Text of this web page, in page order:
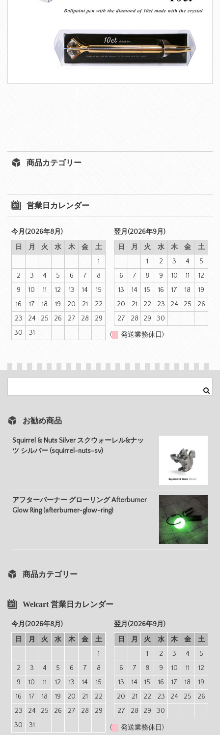
商品カテゴリー
営業日カレンダー
今月(2026年8月)
日
月 火 水 木 金
土
1
2
3 4 5 6 7
8
9
10 11 12 13 14
15
16
17 18 19 20 21
22
23
24 25 26 27 28
29
30
31
翌月(2026年9月)
日
月 火 水 木 金
土
1
2 3 4
5
6
7 8 9 10 11
12
13
14 15 16 17 18
19
20
21 22 23 24 25
26
27
28 29 30
( 発送業務休日)
お勧め商品
Squirrel & Nuts Silver スクウォーレル&ナッ
ツ シルバー (squirrel-nuts-sv)
アフターバーナー グローリング Afterburner
Glow Ring (afterburner-glow-ring)
商品カテゴリー
Welcart 営業日カレンダー
今月(2026年8月)
日
月 火 水 木 金
土
1
2
3 4 5 6 7
8
9
10 11 12 13 14
15
16
17 18 19 20 21
22
23
24 25 26 27 28
29
30
31
翌月(2026年9月)
日
月 火 水 木 金
土
1
2 3 4
5
6
7 8 9 10 11
12
13
14 15 16 17 18
19
20
21 22 23 24 25
26
27
28 29 30
( 発送業務休日)